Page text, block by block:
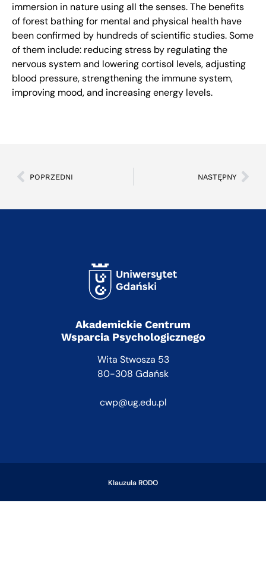
immersion in nature using all the senses. The benefits
of forest bathing for mental and physical health have
been confirmed by hundreds of scientific studies. Some
of them include: reducing stress by regulating the
nervous system and lowering cortisol levels, adjusting
blood pressure, strengthening the immune system,
improving mood, and increasing energy levels.
POPRZEDNI NASTĘPNY
Akademickie Centrum
Wsparcia Psychologicznego
Wita Stwosza 53
80-308 Gdańsk
cwp@ug.edu.pl
Klauzula RODO